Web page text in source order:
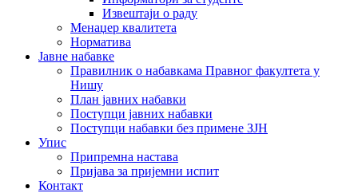
Извештаји о раду
Менаџер квалитета
Норматива
Јавне набавке
Правилник о набавкама Правног факултета у
Нишу
План јавних набавки
Поступци јавних набавки
Поступци набавки без примене ЗЈН
Упис
Припремна настава
Пријава за пријемни испит
Контакт